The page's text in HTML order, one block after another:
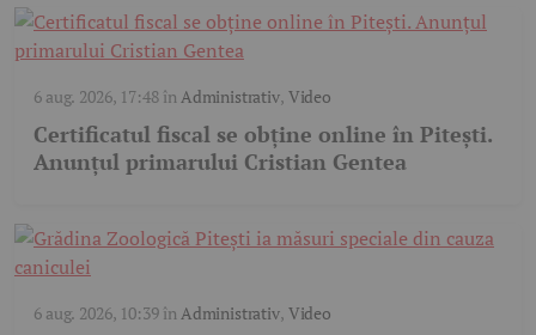
6 aug. 2026, 17:48înAdministrativ, Video
Certificatul fiscal se obține online în Pitești.
Anunțul primarului Cristian Gentea
6 aug. 2026, 10:39înAdministrativ, Video